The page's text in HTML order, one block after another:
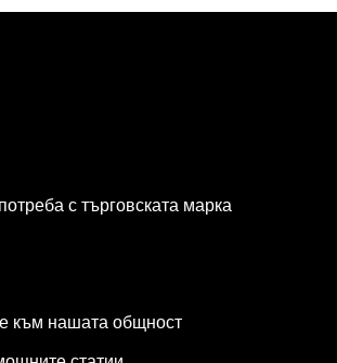
с търговската марка
към нашата общност